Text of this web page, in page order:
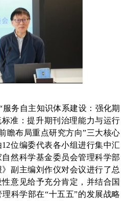
服务自主知识体系建设：强化期
准：提升期刊治理能力与运行
瞻布局重点研究方向”三大核心
位编委代表各小组进行集中汇
然科学基金委员会管理科学部
副主编刘作仪对会议进行了总
意见给予充分肯定，并结合国
科学部在“十五五”的发展战略